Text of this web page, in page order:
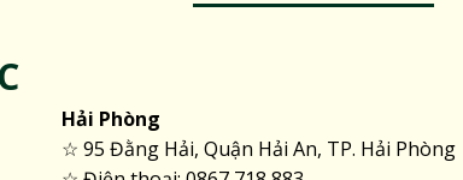
Hải Phòng
☆ 95 Đằng Hải, Quận Hải An, TP. Hải Phòng